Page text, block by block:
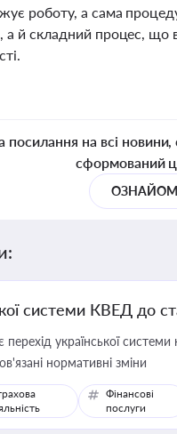
роботу, а сама
й складний процес, що
на всі новини,
сформований
системи КВЕД до
української системи
нормативні зміни
Фінансові
послуги